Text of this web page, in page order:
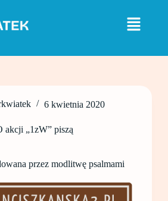
6 kwietnia 2020
akcji „1zW” piszą
przez modlitwę psalmami